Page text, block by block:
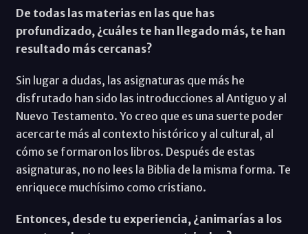
De todas las materias en las que has
profundizado, ¿cuáles te han llegado más, te han
resultado más cercanas?
Sin lugar a dudas, las asignaturas que más he
disfrutado han sido las introducciones al Antiguo y al
Nuevo Testamento. Yo creo que es una suerte poder
acercarte más al contexto histórico y al cultural, al
cómo se formaron los libros. Después de estas
asignaturas, no no lees la Biblia de la misma forma. Te
enriquece muchísimo como cristiano.
Entonces, desde tu experiencia, ¿animarías a los